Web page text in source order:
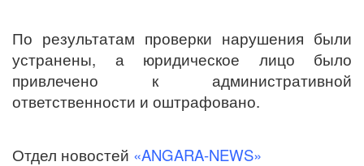
По результатам проверки нарушения были
устранены, а юридическое лицо было
привлечено к административной
ответственности и оштрафовано.
Отдел новостей «ANGARA-NEWS»